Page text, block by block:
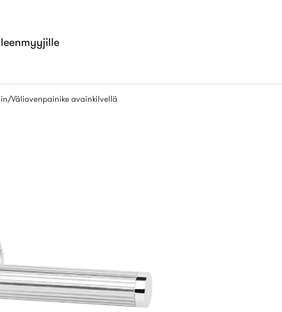
Väliovenpainike avainkilvellä